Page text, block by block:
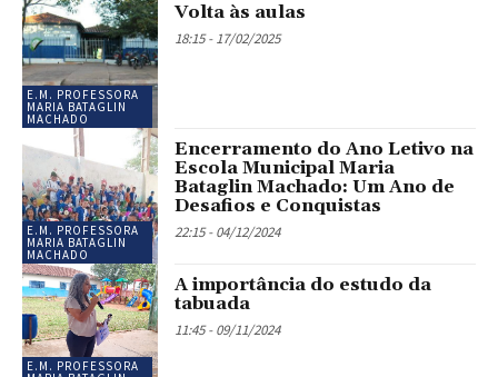
E.M. PROFESSORA
MARIA BATAGLIN
MACHADO
Volta às aulas
18:15 - 17/02/2025
E.M. PROFESSORA
MARIA BATAGLIN
MACHADO
Encerramento do Ano Letivo na
Escola Municipal Maria
Bataglin Machado: Um Ano de
Desafios e Conquistas
22:15 - 04/12/2024
E.M. PROFESSORA
A importância do estudo da
tabuada
11:45 - 09/11/2024